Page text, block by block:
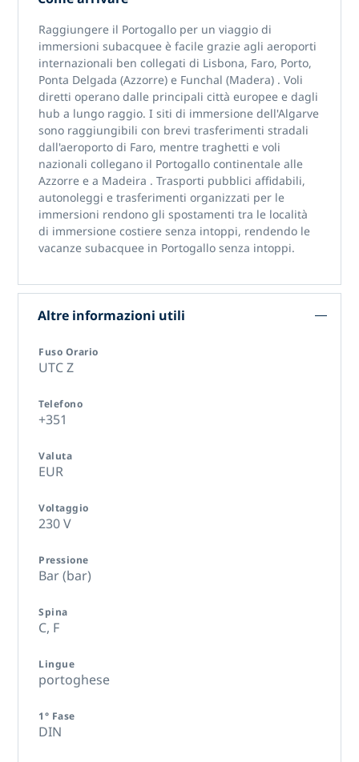
Raggiungere il Portogallo per unviaggio di
immersioni subacquee è facile grazie agli aeroporti
internazionali ben collegati di Lisbona, Faro, Porto,
Ponta Delgada (Azzorre) e Funchal (Madera) . Voli
diretti operano dalle principali città europee e dagli
hub a lungo raggio. I siti di immersione dell'Algarve
sono raggiungibili con brevi trasferimenti stradali
dall'aeroporto di Faro, mentre traghetti e voli
nazionali collegano il Portogallo continentale alle
Azzorre e a Madeira . Trasporti pubblici affidabili,
autonoleggi e trasferimenti organizzati per le
immersioni rendono gli spostamenti tra le località
di immersione costiere senza intoppi, rendendo le
vacanze subacquee in Portogallo senza intoppi.
Altre informazioni utili
Fuso Orario
UTC Z
Telefono
+351
Valuta
EUR
Voltaggio
230 V
Pressione
Bar (bar)
Spina
C, F
Lingue
portoghese
1° Fase
DIN